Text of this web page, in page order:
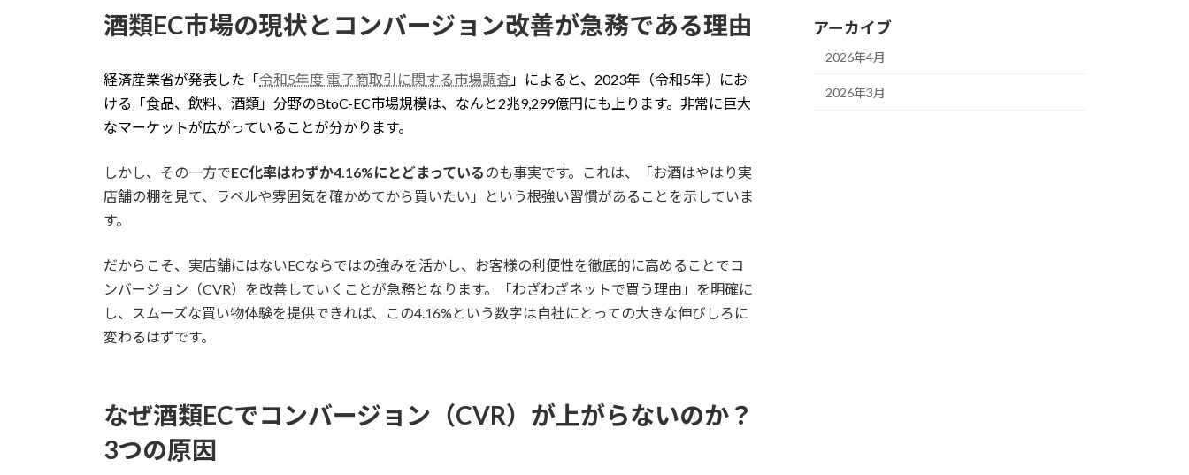
酒類EC市場の現状とコンバージョン改善が急務である理由
経済産業省が発表した「令和5年度 電子商取引に関する市場調査 」によると、2023年（令和5年）にお
ける「食品、飲料、酒類」分野のBtoC-EC市場規模は、なんと2兆9,299億円にも上ります。非常に巨大
なマーケットが広がっていることが分かります。
しかし、その一方でEC化率はわずか4.16%にとどまっているのも事実です。これは、「お酒はやはり実
店舗の棚を見て、ラベルや雰囲気を確かめてから買いたい」という根強い習慣があることを示していま
す。
だからこそ、実店舗にはないECならではの強みを活かし、お客様の利便性を徹底的に高めることでコ
ンバージョン（CVR）を改善していくことが急務となります。「わざわざネットで買う理由」を明確に
し、スムーズな買い物体験を提供できれば、この4.16%という数字は自社にとっての大きな伸びしろに
変わるはずです。
なぜ酒類ECでコンバージョン（CVR）が上がらないのか？
3つの原因
アーカイブ
2026年4月
2026年3月